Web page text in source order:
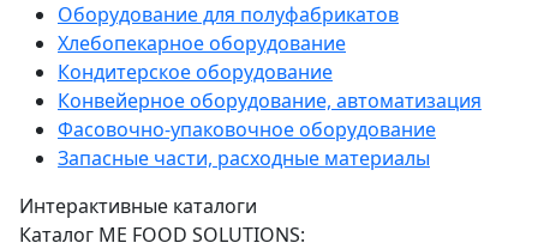
Оборудование для полуфабрикатов
Хлебопекарное оборудование
Кондитерское оборудование
Конвейерное оборудование, автоматизация
Фасовочно-упаковочное оборудование
Запасные части, расходные материалы
Интерактивные каталоги
Каталог ME FOOD SOLUTIONS: